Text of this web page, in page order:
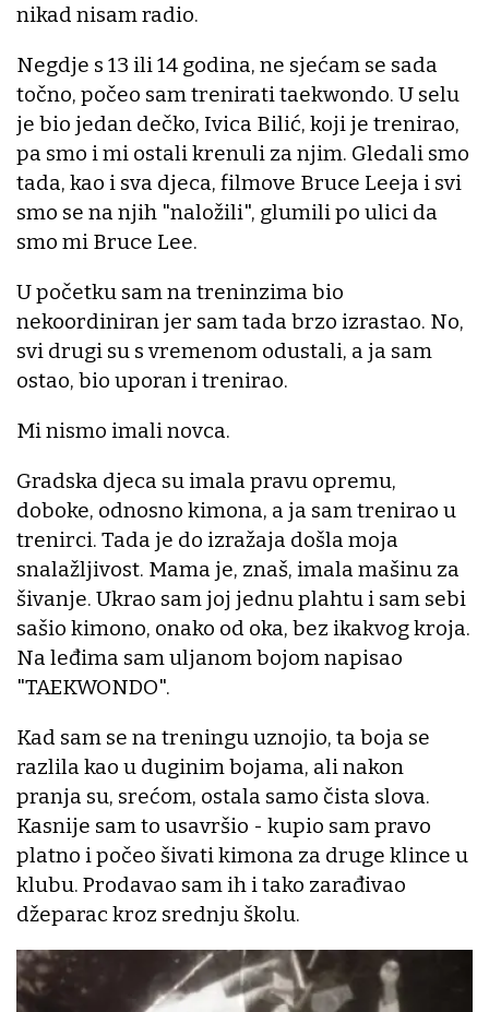
nikad nisam radio.
Negdje s 13 ili 14 godina, ne sjećam se sada
točno, počeo sam trenirati taekwondo. U selu
je bio jedan dečko, Ivica Bilić, koji je trenirao,
pa smo i mi ostali krenuli za njim. Gledali smo
tada, kao i sva djeca, filmove Bruce Leeja i svi
smo se na njih "naložili", glumili po ulici da
smo mi Bruce Lee.
U početku sam na treninzima bio
nekoordiniran jer sam tada brzo izrastao. No,
svi drugi su s vremenom odustali, a ja sam
ostao, bio uporan i trenirao.
Mi nismo imali novca.
Gradska djeca su imala pravu opremu,
doboke, odnosno kimona, a ja sam trenirao u
trenirci. Tada je do izražaja došla moja
snalažljivost. Mama je, znaš, imala mašinu za
šivanje. Ukrao sam joj jednu plahtu i sam sebi
sašio kimono, onako od oka, bez ikakvog kroja.
Na leđima sam uljanom bojom napisao
"TAEKWONDO".
Kad sam se na treningu uznojio, ta boja se
razlila kao u duginim bojama, ali nakon
pranja su, srećom, ostala samo čista slova.
Kasnije sam to usavršio - kupio sam pravo
platno i počeo šivati kimona za druge klince u
klubu. Prodavao sam ih i tako zarađivao
džeparac kroz srednju školu.